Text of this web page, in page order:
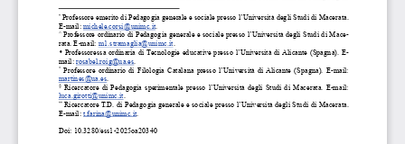
* Professore emerito di Pedagogia generale e sociale presso l’Università degli Studi di Macerata.
E-mail: michele.corsi@unimc.it.
^ Professore ordinario di Pedagogia generale e sociale presso l’Università degli Studi di Mace-
rata. E-mail: m1.stramaglia@unimc.it.

  Professoressa  ordinaria  di  Tecnologie  educative
presso  l’Università  di  Alicante  (Spagna).  E-
mail: rosabel.roig@ua.es
°
  Professore  ordinario  di  Filologia  Catalana  pres
so  l’Università  di  Alicante  (Spagna).  E-mail:
martines@ua.es
§
  Ricercatore  di  Pedagogia  sperime
ntale  presso  l’Università  degli  Studi  di  Macerata.  E-mail:
luca.girotti@unimc.it.
** Ricercatore T.D. di Pedagogia generale e sociale presso l’Università degli Studi di Macerata.
E-mail: t.farina@unimc.it.
Doi: 10.3280/ess1-2025oa20340